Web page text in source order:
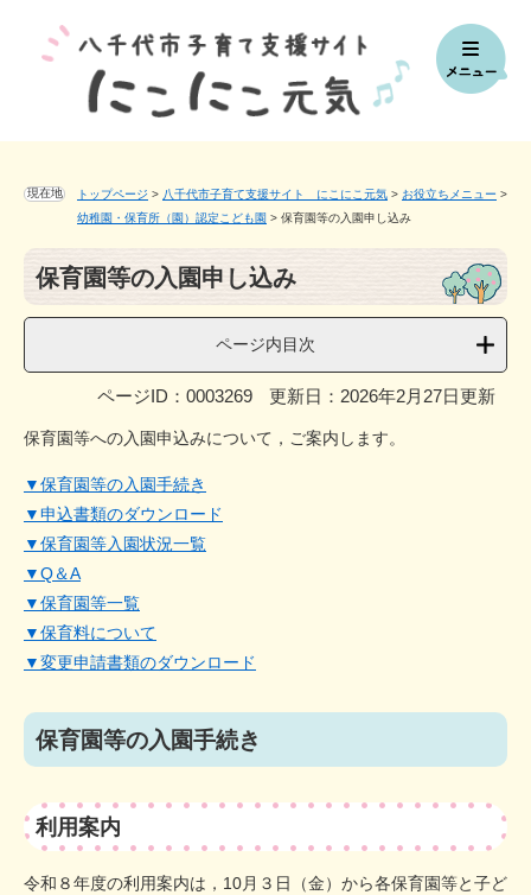
す。現在地 トップページ > 八千代市子育て支援サイト にこにこ元気 > お役立ちメニュー >
幼稚園・保育所（園）認定こども園 > 保育園等の入園申し込み
文保育園等の入園申し込み
ページ内目次
ページID：0003269 更新日：2026年2月27日更新
保育園等への入園申込みについて，ご案内します。
▼保育園等の入園手続き
▼申込書類のダウンロード
▼保育園等入園状況一覧
▼Q＆A
​▼保育園等一覧
▼保育料について
▼変更申請書類のダウンロード
保育園等の入園手続き
利用案内
令和８年度の利用案内は，10月３日（金）から各保育園等と子ど